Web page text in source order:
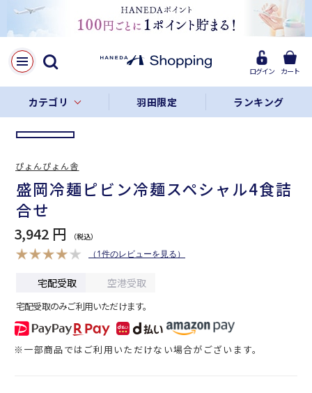
ログイン カート
カテゴリ 羽田限定 ランキング
LINE
Facebook
リンクをコピー
盛岡冷麺ピビン冷麺スペシャル4食詰
合せ
3,942 円
（1件のレビューを見る）
宅配受取 空港受取
宅配受取のみご利用いただけます。
※一部商品ではご利用いただけない場合がございます。
ぴょんぴょん舎